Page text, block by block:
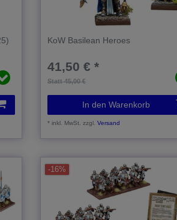
KoW Basilean Heroes
Statt 45,00 €
41,50 € *
In den Warenkorb
*inkl. MwSt. zzgl.Versand
-16%